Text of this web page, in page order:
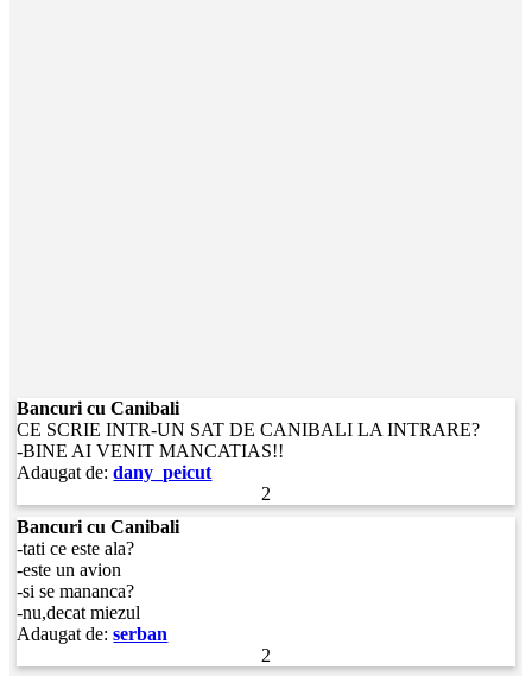
Bancuri cu Canibali
CE SCRIE INTR-UN SAT DE CANIBALI LA INTRARE?
-BINE AI VENIT MANCATIAS!!
Adaugat de:dany_peicut
2
Bancuri cu Canibali
-tati ce este ala?
-este un avion
-si se mananca?
-nu,decat miezul
Adaugat de:serban
2